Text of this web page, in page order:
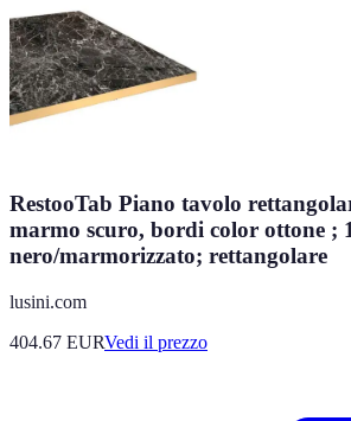
RestooTab Piano tavolo
marmo scuro, bordi color ottone ;
nero/marmorizzato; rettangolare
lusini.com
404.67 EURVedi il prezzo